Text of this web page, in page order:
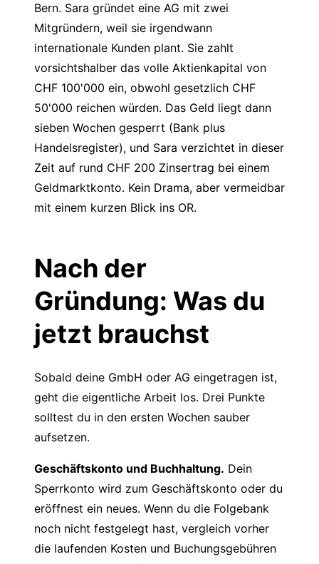
Bern. Sara gründet eine AG mit zwei
Mitgründern, weil sie irgendwann
internationale Kunden plant. Sie zahlt
vorsichtshalber das volle Aktienkapital von
CHF 100'000 ein, obwohl gesetzlich CHF
50'000 reichen würden. Das Geld liegt dann
sieben Wochen gesperrt (Bank plus
Handelsregister), und Sara verzichtet in dieser
Zeit auf rund CHF 200 Zinsertrag bei einem
Geldmarktkonto. Kein Drama, aber vermeidbar
mit einem kurzen Blick ins OR.
Nach der
Gründung: Was du
jetzt brauchst
Sobald deine GmbH oder AG eingetragen ist,
geht die eigentliche Arbeit los. Drei Punkte
solltest du in den ersten Wochen sauber
aufsetzen.
Geschäftskonto und Buchhaltung. Dein
Sperrkonto wird zum Geschäftskonto oder du
eröffnest ein neues. Wenn du die Folgebank
noch nicht festgelegt hast, vergleich vorher
die laufenden Kosten und Buchungsgebühren